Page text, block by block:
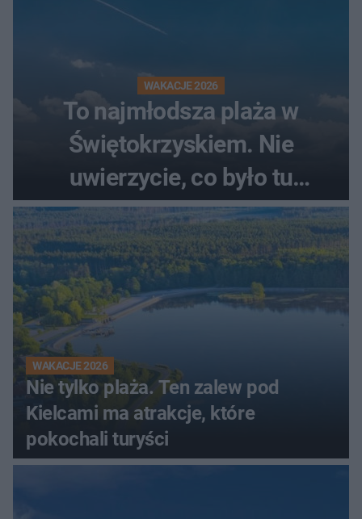
WAKACJE 2026
To najmłodsza plaża w
Świętokrzyskiem. Nie
uwierzycie, co było tu
wcześniej
WAKACJE 2026
Nie tylko plaża. Ten zalew pod
Kielcami ma atrakcje, które
pokochali turyści